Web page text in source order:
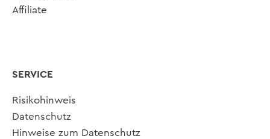
Affiliate
SERVICE
Risikohinweis
Datenschutz
Hinweise zum Datenschutz